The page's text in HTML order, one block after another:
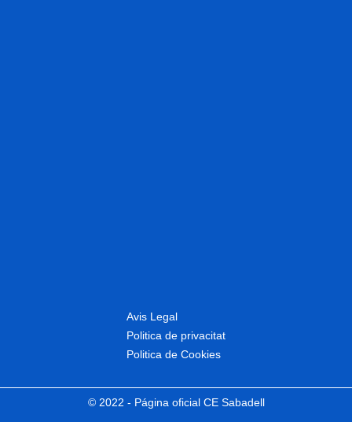
Avis Legal
Politica de privacitat
Politica de Cookies
© 2022 - Página oficial CE Sabadell